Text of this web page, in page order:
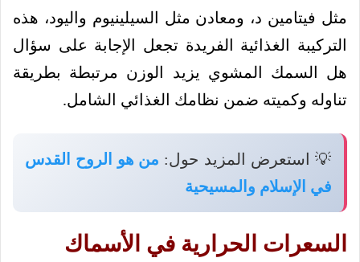
مثل فيتامين د، ومعادن مثل السيلينيوم واليود، هذه
التركيبة الغذائية الفريدة تجعل الإجابة على سؤال
هل السمك المشوي يزيد الوزن مرتبطة بطريقة
تناوله وكميته ضمن نظامك الغذائي الشامل.
💡 استعرض المزيد حول: من هو الروح القدس
في الإسلام والمسيحية
السعرات الحرارية في الأسماك